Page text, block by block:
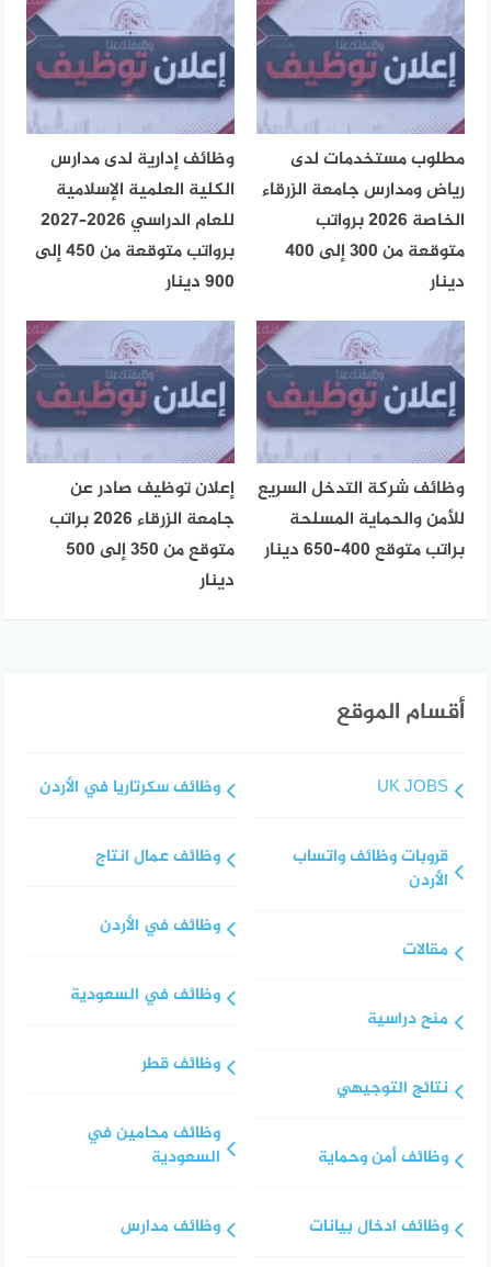
مطلوب مستخدمات لدى
رياض ومدارس جامعة الزرقاء
الخاصة 2026 برواتب
متوقعة من 300 إلى 400
دينار
وظائف إدارية لدى مدارس
الكلية العلمية الإسلامية
للعام الدراسي 2026–2027
برواتب متوقعة من 450 إلى
900 دينار
وظائف شركة التدخل السريع
للأمن والحماية المسلحة
براتب متوقع 400–650 دينار
إعلان توظيف صادر عن
جامعة الزرقاء 2026 براتب
متوقع من 350 إلى 500
دينار
أقسام الموقع
UK JOBS
قروبات وظائف واتساب
الأردن
مقالات
منح دراسية
نتائج التوجيهي
وظائف أمن وحماية
وظائف ادخال بيانات
وظائف سكرتاريا في الأردن
وظائف عمال انتاج
وظائف في الأردن
وظائف في السعودية
وظائف قطر
وظائف محامين في
السعودية
وظائف مدارس